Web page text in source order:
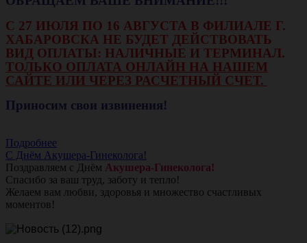
С 27 ИЮЛЯ ПО 16 АВГУСТА В ФИЛИАЛЕ Г.
ХАБАРОВСКА НЕ БУДЕТ ДЕЙСТВОВАТЬ
ВИД ОПЛАТЫ: НАЛИЧНЫЕ И ТЕРМИНАЛ.
ТОЛЬКО ОПЛАТА ОНЛАЙН НА НАШЕМ
САЙТЕ ИЛИ ЧЕРЕЗ РАСЧЕТНЫЙ СЧЕТ.
Приносим свои извинения!
Подробнее
С Днём Акушера-Гинеколога!
Поздравляем с Днём Акушера-Гинеколога!
Спасибо за ваш труд, заботу и тепло!
Желаем вам любви, здоровья и множество счастливых
моментов!